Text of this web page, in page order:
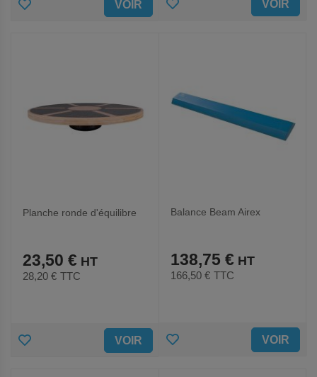
AJOUTER VOIR AJOUTER VOIR
Planche ronde d'équilibre
23,50 €
28,20 € TTC
AJOUTER VOIR
Balance Beam Airex
138,75 €
166,50 € TTC
AJOUTER VOIR